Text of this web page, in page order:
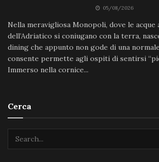
05/08/2026
Nella meravigliosa Monopoli, dove le acque
dell’Adriatico si coniugano con la terra,
dining che appunto non gode di una
consente permette agli ospiti di sentirsi
Immerso nella cornice...
Cerca